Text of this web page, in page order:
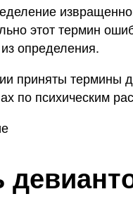
этот термин
определения.
приняты термины
по психическим